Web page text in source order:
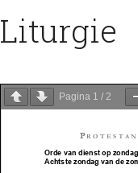
Liturgie
Pagina 1 / 2